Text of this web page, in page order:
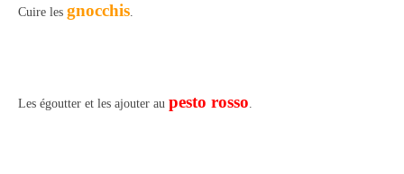
Cuire les gnocchis.
Les égoutter et les ajouter au pesto rosso.